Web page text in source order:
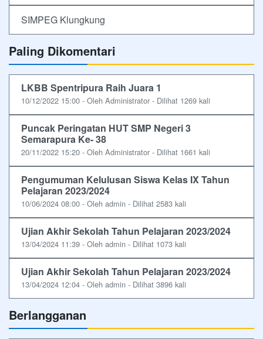
SIMPEG Klungkung
Paling Dikomentari
LKBB Spentripura Raih Juara 1
10/12/2022 15:00 - Oleh Administrator - Dilihat 1269 kali
Puncak Peringatan HUT SMP Negeri 3
Semarapura Ke- 38
20/11/2022 15:20 - Oleh Administrator - Dilihat 1661 kali
Pengumuman Kelulusan Siswa Kelas IX Tahun
Pelajaran 2023/2024
10/06/2024 08:00 - Oleh admin - Dilihat 2583 kali
Ujian Akhir Sekolah Tahun Pelajaran 2023/2024
13/04/2024 11:39 - Oleh admin - Dilihat 1073 kali
Ujian Akhir Sekolah Tahun Pelajaran 2023/2024
13/04/2024 12:04 - Oleh admin - Dilihat 3896 kali
Berlangganan